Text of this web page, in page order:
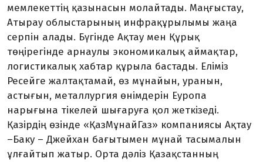
мемлекеттің қазы­насын молайтады. Маңғыстау,
Атырау облыстарының инфрақұрылымы жаңа
серпін алады. Бүгінде Ақтау мен Құрық
төңірегінде арнаулы экономика­лық аймақтар,
логистикалық хабтар құ­рыла бастады. Еліміз
Ресейге жалтақ­тамай, өз мұнайын, уранын,
астығын, металлургия өнімдерін Еуропа
нарығына тікелей шығаруға қол жеткізеді.
Қазірдің өзінде «ҚазМұнайГаз» компаниясы Ақтау
–Баку – Джейхан бағытымен мұнай тасымалын
ұлғайтып жатыр. Орта дәліз Қазақстанның